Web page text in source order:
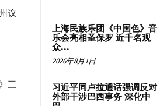
议
三
上海民族乐团《中国色》音
乐会亮相圣保罗 近千名观
众...
2026年8月1日
习近平同卢拉通话强调反对
外部干涉巴西事务 深化中